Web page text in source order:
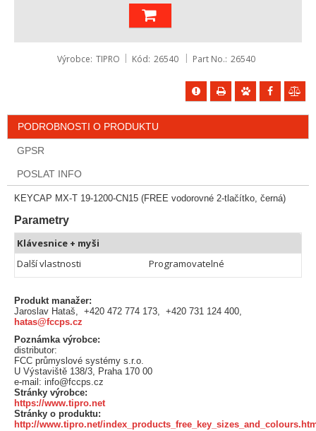
Výrobce TIPRO Kód 26540 Part No. 26540
PODROBNOSTI O PRODUKTU
GPSR
POSLAT INFO
KEYCAP MX-T 19-1200-CN15 (FREE vodorovné 2-tlačítko, černá)
Parametry
Klávesnice + myši
Další vlastnosti
Programovatelné
Produkt manažer:
Jaroslav Hataš, +420 472 774 173, +420 731 124 400,
hatas@fccps.cz
Poznámka výrobce:
distributor:
FCC průmyslové systémy s.r.o.
U Výstaviště 138/3, Praha 170 00
e-mail: info@fccps.cz
Stránky výrobce:
https://www.tipro.net
Stránky o produktu:
http://www.tipro.net/